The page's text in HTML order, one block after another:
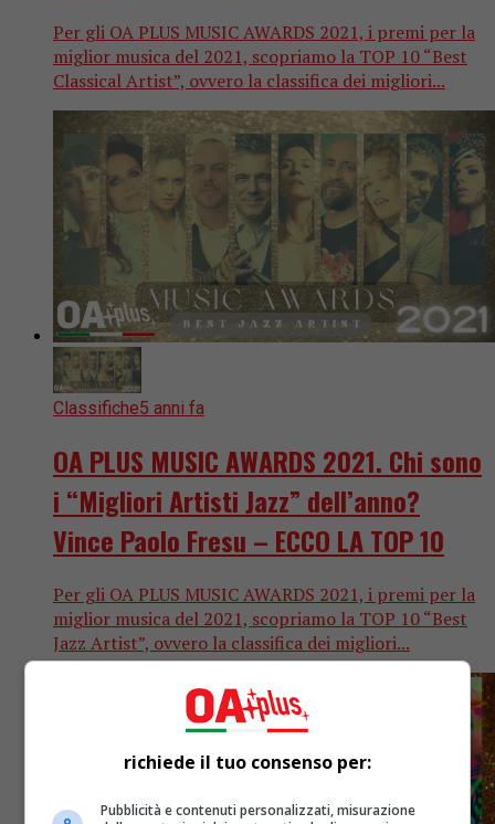
Per gli OA PLUS MUSIC AWARDS 2021, i premi per la
miglior musica del 2021, scopriamo la TOP 10 “Best
Classical Artist”, ovvero la classifica dei migliori...
Classifiche5 anni fa
OA PLUS MUSIC AWARDS 2021. Chi sono
i “Migliori Artisti Jazz” dell’anno?
Vince Paolo Fresu – ECCO LA TOP 10
Per gli OA PLUS MUSIC AWARDS 2021, i premi per la
miglior musica del 2021, scopriamo la TOP 10 “Best
Jazz Artist”, ovvero la classifica dei migliori...
richiede il tuo consenso per:
Pubblicità e contenuti personalizzati, misurazione